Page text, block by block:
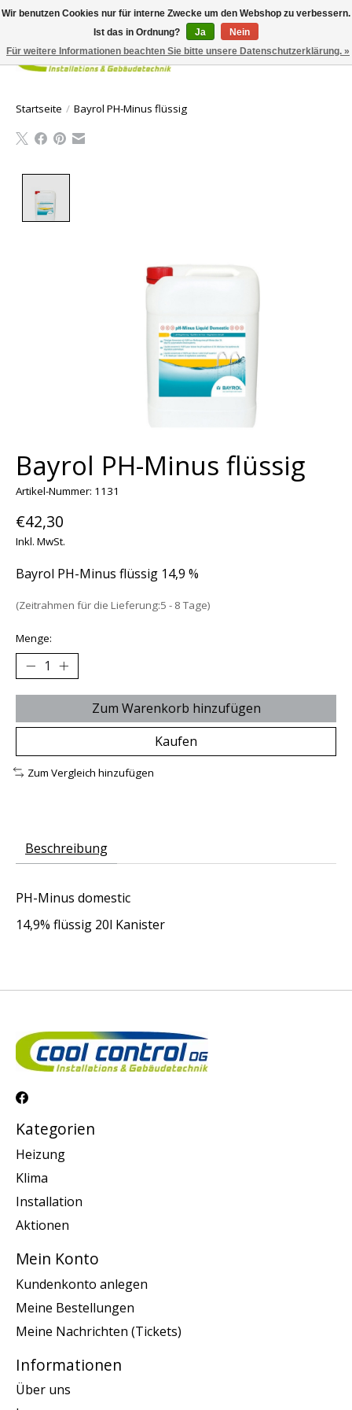
Ihr
Startseite / Bayrol PH-Minus flüssig
Bayrol PH-Minus flüssig
Artikel-Nummer: 1131
€42,30
Inkl. MwSt.
Bayrol PH-Minus flüssig 14,9 %
(Zeitrahmen für die Lieferung:5 - 8 Tage)
Menge:
Zum Warenkorb hinzufügen
Kaufen
Zum Vergleich hinzufügen
Beschreibung
PH-Minus domestic
14,9% flüssig 20l Kanister
Kategorien
Heizung
Klima
Installation
Aktionen
Mein Konto
Kundenkonto anlegen
Meine Bestellungen
Meine Nachrichten (Tickets)
Informationen
Über uns
Wir benutzen Cookies nur für interne Zwecke um den Webshop zu verbessern.
Ist das in Ordnung?
Ja
Nein
Für weitere Informationen beachten Sie bitte unsere Datenschutzerklärung. »